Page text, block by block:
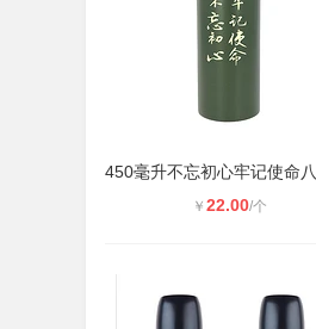
￥ 22.00/个